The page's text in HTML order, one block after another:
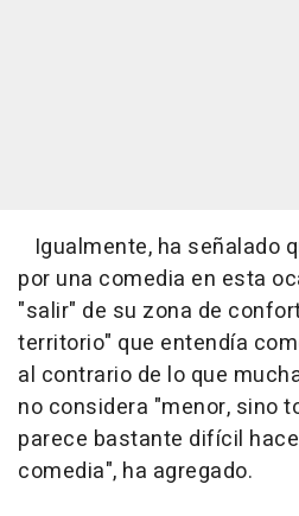
Igualmente, ha señalado
por una comedia en esta
"salir" de su zona de
territorio" que entendía
al contrario de lo que
no considera "menor, sino
parece bastante difícil
comedia", ha agregado.